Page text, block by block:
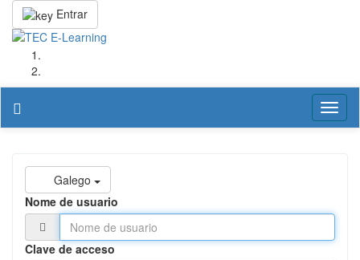
Entrar
Galego
Nome de usuario
Clave de acceso